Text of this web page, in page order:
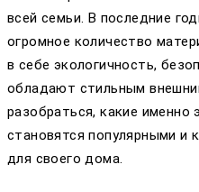
всей семьи. В последние
огромное количество
в себе экологичность,
обладают стильным
разобраться, какие именно
становятся популярными и
для своего дома.